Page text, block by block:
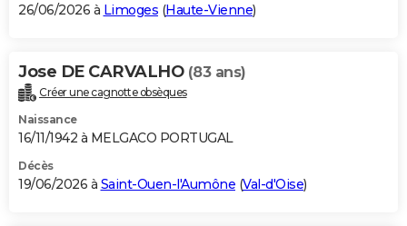
26/06/2026 à Limoges (Haute-Vienne)
Jose DE CARVALHO (83 ans)
Créer une cagnotte obsèques
Naissance
16/11/1942 à MELGACO PORTUGAL
Décès
19/06/2026 à Saint-Ouen-l'Aumône (Val-d'Oise)